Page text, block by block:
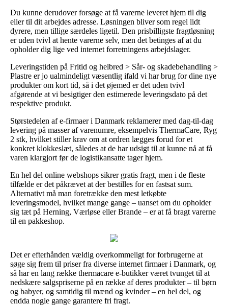
Du kunne derudover forsøge at få varerne leveret hjem til dig
eller til dit arbejdes adresse. Løsningen bliver som regel lidt
dyrere, men tillige særdeles ligetil. Den prisbilligste fragtløsning
er uden tvivl at hente varerne selv, men det betinges af at du
opholder dig lige ved internet forretningens arbejdslager.
Leveringstiden på Fritid og helbred > Sår- og skadebehandling >
Plastre er jo ualmindeligt væsentlig ifald vi har brug for dine nye
produkter om kort tid, så i det øjemed er det uden tvivl
afgørende at vi besigtiger den estimerede leveringsdato på det
respektive produkt.
Størstedelen af e-firmaer i Danmark reklamerer med dag-til-dag
levering på masser af varenumre, eksempelvis ThermaCare, Ryg
2 stk, hvilket stiller krav om at ordren lægges forud for et
konkret klokkeslæt, således at de har udsigt til at kunne nå at få
varen klargjort før de logistikansatte tager hjem.
En hel del online webshops sikrer gratis fragt, men i de fleste
tilfælde er det påkrævet at der bestilles for en fastsat sum.
Alternativt må man foretrække den mest letkøbte
leveringsmodel, hvilket mange gange – uanset om du opholder
sig tæt på Herning, Værløse eller Brande – er at få bragt varerne
til en pakkeshop.
Det er efterhånden vældig overkommeligt for forbrugerne at
søge sig frem til priser fra diverse internet firmaer i Danmark, og
så har en lang række thermacare e-butikker været tvunget til at
nedskære salgspriserne på en række af deres produkter – til børn
og babyer, og samtidig til mænd og kvinder – en hel del, og
endda nogle gange garantere fri fragt.